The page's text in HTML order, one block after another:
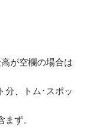
が空欄の場合は
分、トム･スポッ
ず。